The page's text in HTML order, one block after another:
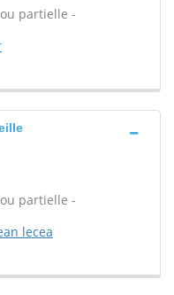
partielle -
partielle -
lecea